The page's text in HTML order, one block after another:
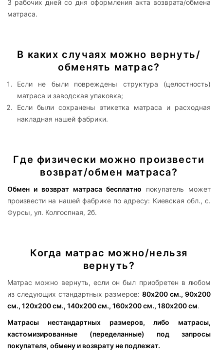
3 рабочих дней со дня оформления акта возврата/обмена
матраса.
В каких случаях можно вернуть/
обменять матрас?
Если не были повреждены структура (целостность)
матраса и заводская упаковка;
Если были сохранены этикетка матраса и расходная
накладная нашей фабрики.
Где физически можно произвести
возврат/обмен матраса?
Обмен и возврат матраса бесплатно покупатель может
произвести на нашей фабрике по адресу: Киевская обл., с.
Фурсы, ул. Колгоспная, 2б.
Когда матрас можно/нельзя
вернуть?
Матрас можно вернуть, если он был приобретен в любом
из следующих стандартных размеров: 80х200 см., 90х200
см., 120х200 см., 140х200 см., 160х200 см., 180х200 см.
Матрасы нестандартных размеров, либо матрасы,
кастомизированные (переделанные) под запросы
покупателя, обмену и возврату не подлежат.